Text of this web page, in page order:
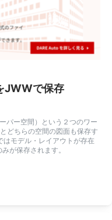
JWWで保存
パー空間）という２つのワー
どちらの空間の図面も保存す
はモデル・レイアウトが存在
が保存されます。